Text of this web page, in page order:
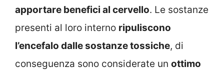
apportare benefici al cervello. Le sostanze
presenti al loro interno ripuliscono
l’encefalo dalle sostanze tossiche, di
conseguenza sono considerate un ottimo